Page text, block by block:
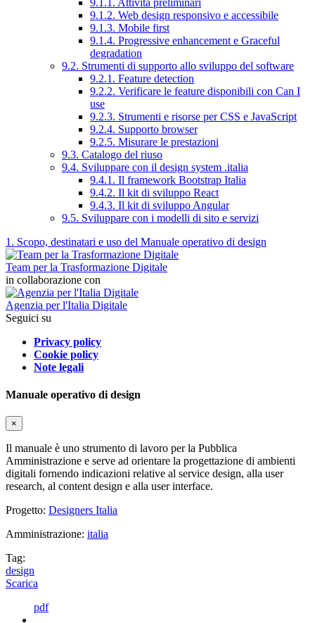
9.1.2. Web design responsivo e accessibile
9.1.3. Mobile first
9.1.4. Progressive enhancement e Graceful
degradation
9.2. Strumenti di supporto allo sviluppo del software
9.2.1. Feature detection
9.2.2. Verificare le feature disponibili con Can I
use
9.2.3. Strumenti e risorse per CSS e JavaScript
9.2.4. Supporto browser
9.2.5. Misurare le prestazioni
9.3. Catalogo del riuso
9.4. Sviluppare con il design system .italia
9.4.1. Il framework Bootstrap Italia
9.4.2. Il kit di sviluppo React
9.4.3. Il kit di sviluppo Angular
9.5. Sviluppare con i modelli di sito e servizi
1. Scopo, destinatari e uso del Manuale operativo di design
Team per la Trasformazione Digitale
in collaborazione con
Agenzia per l'Italia Digitale
Seguici su
Privacy policy
Cookie policy
Note legali
Manuale operativo di design
×
Il manuale è uno strumento di lavoro per la Pubblica
Amministrazione e serve ad orientare la progettazione di ambienti
digitali fornendo indicazioni relative al service design, alla user
research, al content design e alla user interface.
Progetto: Designers Italia
Amministrazione: italia
Tag:
design
Scarica
pdf